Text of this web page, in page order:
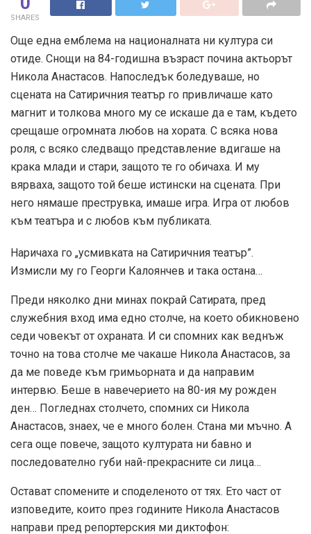
SHARES
Още една емблема на националната ни култура си
отиде. Снощи на 84-годишна възраст почина актьорът
Никола Анастасов. Напоследък боледуваше, но
сцената на Сатиричния театър го привличаше като
магнит и толкова много му се искаше да е там, където
срещаше огромната любов на хората. С всяка нова
роля, с всяко следващо представление вдигаше на
крака млади и стари, защото те го обичаха. И му
вярваха, защото той беше истински на сцената. При
него нямаше преструвка, имаше игра. Игра от любов
към театъра и с любов към публиката.
Наричаха го „усмивката на Сатиричния театър”.
Измисли му го Георги Калоянчев и така остана…
Преди няколко дни минах покрай Сатирата, пред
служебния вход има едно столче, на което обикновено
седи човекът от охраната. И си спомних как веднъж
точно на това столче ме чакаше Никола Анастасов, за
да ме поведе към гримьорната и да направим
интервю. Беше в навечерието на 80-ия му рожден
ден… Погледнах столчето, спомних си Никола
Анастасов, знаех, че е много болен. Стана ми мъчно. А
сега още повече, защото културата ни бавно и
последователно губи най-прекрасните си лица…
Остават спомените и споделеното от тях. Ето част от
изповедите, които през годините Никола Анастасов
направи пред репортерския ми диктофон: